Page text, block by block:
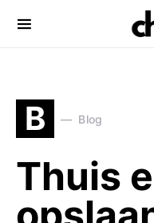
Search for:
B Blog
Thuis